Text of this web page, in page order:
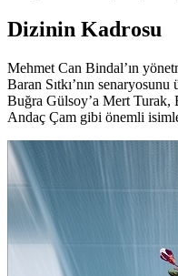
Dizinin Kadrosu
Mehmet Can Bindal’ın
Baran Sıtkı’nın
Buğra Gülsoy’a Mert
Andaç Çam gibi önemli